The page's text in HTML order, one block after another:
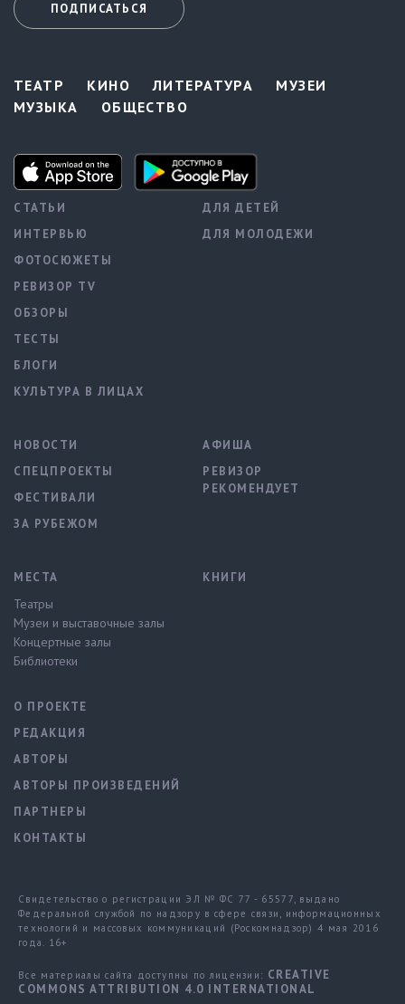
ПОДПИСАТЬСЯ
ТЕАТР КИНО ЛИТЕРАТУРА
МУЗЕИ
МУЗЫКА
ОБЩЕСТВО
СТАТЬИ
ИНТЕРВЬЮ
ФОТОСЮЖЕТЫ
РЕВИЗОР TV
ОБЗОРЫ
ТЕСТЫ
БЛОГИ
КУЛЬТУРА В ЛИЦАХ
ДЛЯ ДЕТЕЙ
ДЛЯ МОЛОДЕЖИ
НОВОСТИ
СПЕЦПРОЕКТЫ
ФЕСТИВАЛИ
ЗА РУБЕЖОМ
АФИША
РЕВИЗОР
РЕКОМЕНДУЕТ
МЕСТА
Театры
Музеи и выставочные залы
Концертные залы
Библиотеки
КНИГИ
О ПРОЕКТЕ
РЕДАКЦИЯ
АВТОРЫ
АВТОРЫ ПРОИЗВЕДЕНИЙ
ПАРТНЕРЫ
КОНТАКТЫ
Свидетельство о регистрации ЭЛ № ФС 77 - 65577, выдано
Федеральной службой по надзору в сфере связи, информационных
технологий и массовых коммуникаций (Роскомнадзор) 4 мая 2016
года. 16+
Все материалы сайта доступны по лицензии: CREATIVE
COMMONS ATTRIBUTION 4.0 INTERNATIONAL